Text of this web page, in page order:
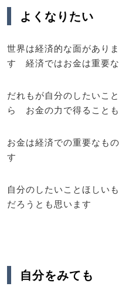
よくなりたい
世界は経済的な面があり
す 経済ではお金は重要
だれもが自分のしたいこ
ら お金の力で得ること
お金は経済での重要なも
す
自分のしたいことほしい
だろうとも思います
自分をみても